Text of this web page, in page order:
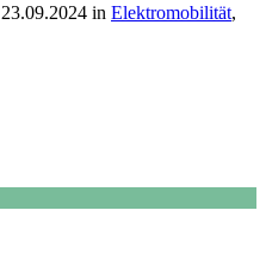
in Elektromobilität,